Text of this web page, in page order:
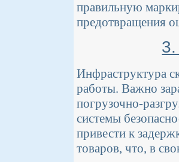
правильную
предотвращения
Инфраструктура
работы. Важно
погрузочно-
системы
привести к
товаров, что, в